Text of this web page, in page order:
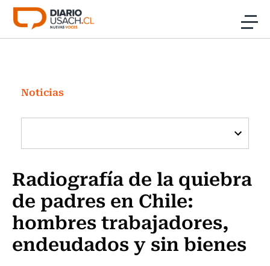
Click acá para ir directamente al contenido
Investigación
Cultura
Programas Radio y TV Usach
Noticias
Radiografía de la quiebra
de padres en Chile:
hombres trabajadores,
endeudados y sin bienes